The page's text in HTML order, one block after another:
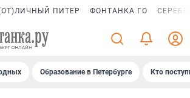
ПИТЕР ФОНТАНКА ГО
Образование в Петербурге Кто